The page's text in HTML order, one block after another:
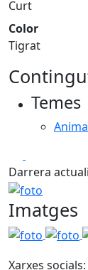
Curt
Color
Tigrat
Temes
Darrera
foto
Imatges
foto foto
Xarxes socials: